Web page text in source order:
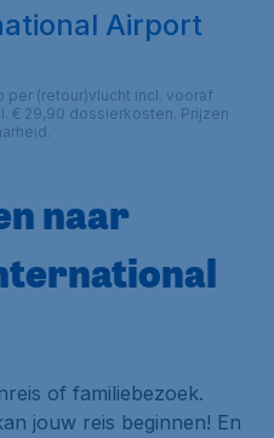
Airport
(retour)vlucht incl. vooraf
€ 29,90 dossierkosten. Prijzen
naar
of familiebezoek.
jouw reis beginnen! En